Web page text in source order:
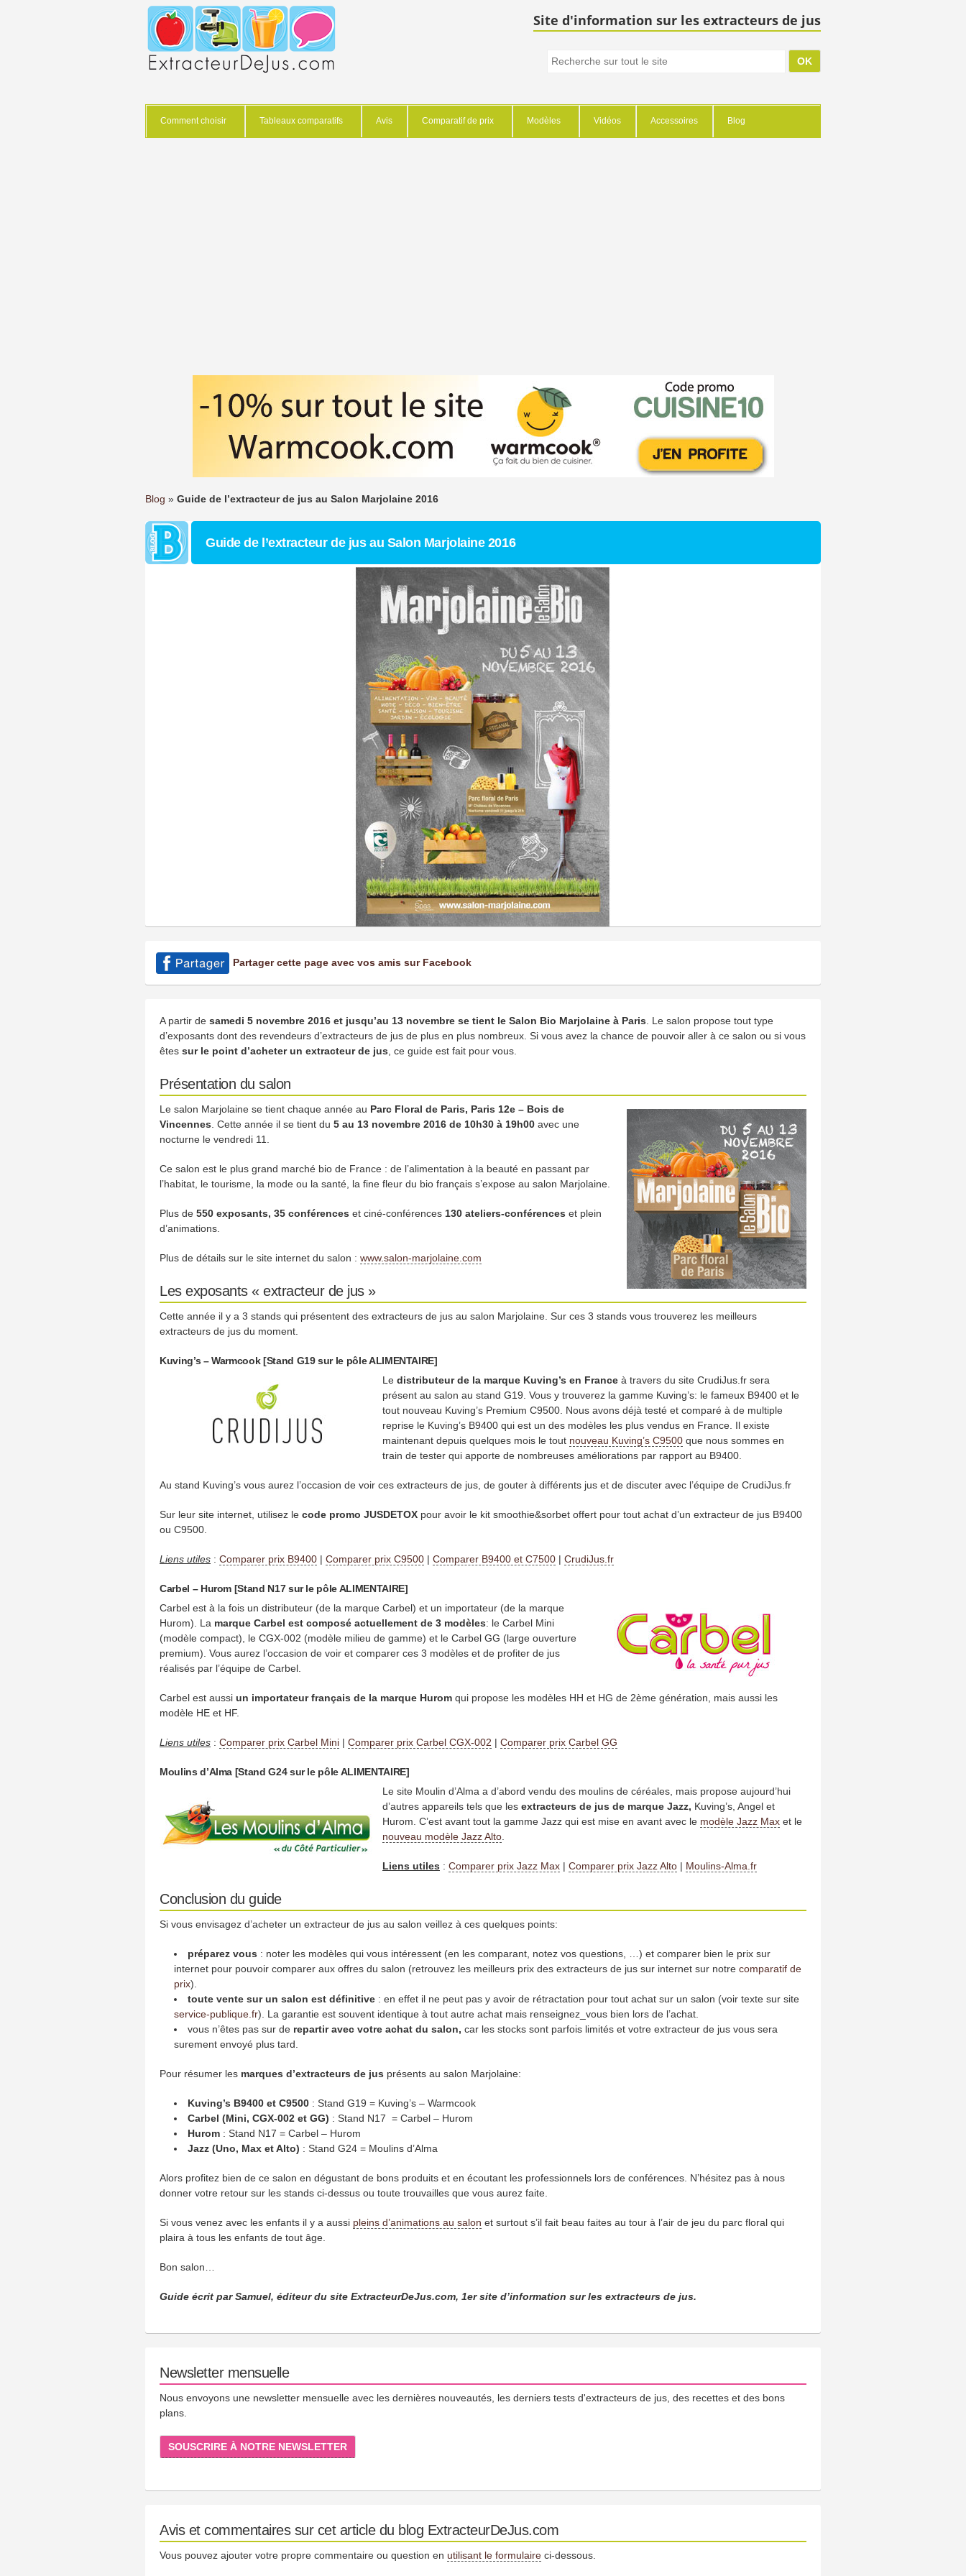
Site d'information sur les extracteurs de jus
Comment choisir Tableaux comparatifs Avis Comparatif de prix Modèles Vidéos Accessoires Blog
Blog » Guide de l’extracteur de jus au Salon Marjolaine 2016
Guide de l’extracteur de jus au Salon Marjolaine 2016
Partager cette page avec vos amis sur Facebook
A partir de samedi 5 novembre 2016 et jusqu’au 13 novembre se tient le Salon Bio Marjolaine à Paris . Le salon propose tout type
d’exposants dont des revendeurs d’extracteurs de jus de plus en plus nombreux. Si vous avez la chance de pouvoir aller à ce salon ou si vous
êtes sur le point d’acheter un extracteur de jus , ce guide est fait pour vous.
Présentation du salon
Le salon Marjolaine se tient chaque année au Parc Floral de Paris, Paris 12e – Bois de
Vincennes . Cette année il se tient du 5 au 13 novembre 2016 de 10h30 à 19h00 avec une
nocturne le vendredi 11.
Ce salon est le plus grand marché bio de France : de l’alimentation à la beauté en passant par
l’habitat, le tourisme, la mode ou la santé, la fine fleur du bio français s’expose au salon Marjolaine.
Plus de 550 exposants, 35 conférences et ciné-conférences 130 ateliers-conférences et plein
d’animations.
Plus de détails sur le site internet du salon : www.salon-marjolaine.com
Les exposants « extracteur de jus »
Cette année il y a 3 stands qui présentent des extracteurs de jus au salon Marjolaine. Sur ces 3 stands vous trouverez les meilleurs
extracteurs de jus du moment.
Kuving’s – Warmcook [Stand G19 sur le pôle ALIMENTAIRE]
Le distributeur de la marque Kuving’s en France à travers du site CrudiJus.fr sera
présent au salon au stand G19. Vous y trouverez la gamme Kuving’s: le fameux B9400 et le
tout nouveau Kuving’s Premium C9500. Nous avons déjà testé et comparé à de multiple
reprise le Kuving’s B9400 qui est un des modèles les plus vendus en France. Il existe
maintenant depuis quelques mois le tout nouveau Kuving’s C9500 que nous sommes en
train de tester qui apporte de nombreuses améliorations par rapport au B9400.
Au stand Kuving’s vous aurez l’occasion de voir ces extracteurs de jus, de gouter à différents jus et de discuter avec l’équipe de CrudiJus.fr
Sur leur site internet, utilisez le code promo JUSDETOX pour avoir le kit smoothie&sorbet offert pour tout achat d’un extracteur de jus B9400
ou C9500.
Liens utiles : Comparer prix B9400 | Comparer prix C9500 | Comparer B9400 et C7500 | CrudiJus.fr
Carbel – Hurom [Stand N17 sur le pôle ALIMENTAIRE]
Carbel est à la fois un distributeur (de la marque Carbel) et un importateur (de la marque
Hurom). La marque Carbel est composé actuellement de 3 modèles: le Carbel Mini
(modèle compact), le CGX-002 (modèle milieu de gamme) et le Carbel GG (large ouverture
premium). Vous aurez l’occasion de voir et comparer ces 3 modèles et de profiter de jus
réalisés par l’équipe de Carbel.
Carbel est aussi un importateur français de la marque Hurom qui propose les modèles HH et HG de 2ème génération, mais aussi les
modèle HE et HF.
Liens utiles : Comparer prix Carbel Mini | Comparer prix Carbel CGX-002 | Comparer prix Carbel GG
Moulins d’Alma [Stand G24 sur le pôle ALIMENTAIRE]
Le site Moulin d’Alma a d’abord vendu des moulins de céréales, mais propose aujourd’hui
d’autres appareils tels que les extracteurs de jus de marque Jazz, Kuving’s, Angel et
Hurom. C’est avant tout la gamme Jazz qui est mise en avant avec le modèle Jazz Max et le
nouveau modèle Jazz Alto
Liens utiles : Comparer prix Jazz Max | Comparer prix Jazz Alto | Moulins-Alma.fr
Conclusion du guide
Si vous envisagez d’acheter un extracteur de jus au salon veillez à ces quelques points:
préparez vous : noter les modèles qui vous intéressent (en les comparant, notez vos questions, …) et comparer bien le prix sur
internet pour pouvoir comparer aux offres du salon (retrouvez les meilleurs prix des extracteurs de jus sur internet sur notre comparatif de
prix).
toute vente sur un salon est définitive : en effet il ne peut pas y avoir de rétractation pour tout achat sur un salon (voir texte sur site
service-publique.fr). La garantie est souvent identique à tout autre achat mais renseignez_vous bien lors de l’achat.
vous n’êtes pas sur de repartir avec votre achat du salon, car les stocks sont parfois limités et votre extracteur de jus vous sera
surement envoyé plus tard.
Pour résumer les marques d’extracteurs de jus présents au salon Marjolaine:
Kuving’s B9400 et C9500 : Stand G19 = Kuving’s – Warmcook
Carbel (Mini, CGX-002 et GG) : Stand N17 = Carbel – Hurom
Hurom : Stand N17 = Carbel – Hurom
Jazz (Uno, Max et Alto) : Stand G24 = Moulins d’Alma
Alors profitez bien de ce salon en dégustant de bons produits et en écoutant les professionnels lors de conférences. N’hésitez pas à nous
donner votre retour sur les stands ci-dessus ou toute trouvailles que vous aurez faite.
Si vous venez avec les enfants il y a aussi pleins d’animations au salon et surtout s’il fait beau faites au tour à l’air de jeu du parc floral qui
plaira à tous les enfants de tout âge.
Bon salon…
Guide écrit par Samuel, éditeur du site ExtracteurDeJus.com, 1er site d’information sur les extracteurs de jus.
Newsletter mensuelle
Nous envoyons une newsletter mensuelle avec les dernières nouveautés, les derniers tests d'extracteurs de jus, des recettes et des bons
plans.
SOUSCRIRE À NOTRE NEWSLETTER
Avis et commentaires sur cet article du blog ExtracteurDeJus.com
Vous pouvez ajouter votre propre commentaire ou question en utilisant le formulaire ci-dessous.